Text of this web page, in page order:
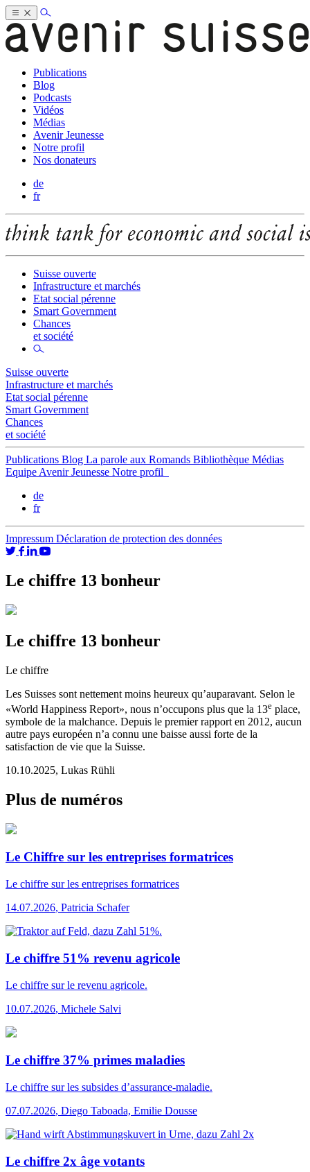
Publications
Blog
Podcasts
Vidéos
Médias
Avenir Jeunesse
Notre profil
Nos donateurs
de
fr
Suisse ouverte
Infrastructure et marchés
Etat social pérenne
Smart Government
Chances
et société
Suisse ouverte
Infrastructure et marchés
Etat social pérenne
Smart Government
Chances
et société
Publications Blog La parole aux Romands Bibliothèque Médias
Equipe Avenir Jeunesse Notre profil
de
fr
Impressum Déclaration de protection des données
Le chiffre 13 bonheur
Le chiffre 13 bonheur
Le chiffre
Les Suisses sont nettement moins heureux qu’auparavant. Selon le
«World Happiness Report», nous n’occupons plus que la 13e place,
symbole de la malchance. Depuis le premier rapport en 2012, aucun
autre pays européen n’a connu une baisse aussi forte de la
satisfaction de vie que la Suisse.
10.10.2025, Lukas Rühli
Plus de numéros
Le Chiffre sur les entreprises formatrices
Le chiffre sur les entreprises formatrices
14.07.2026, Patricia Schafer
Le chiffre 51% revenu agricole
Le chiffre sur le revenu agricole.
10.07.2026, Michele Salvi
Le chiffre 37% primes maladies
Le chiffre sur les subsides d’assurance-maladie.
07.07.2026, Diego Taboada, Emilie Dousse
Le chiffre 2x âge votants